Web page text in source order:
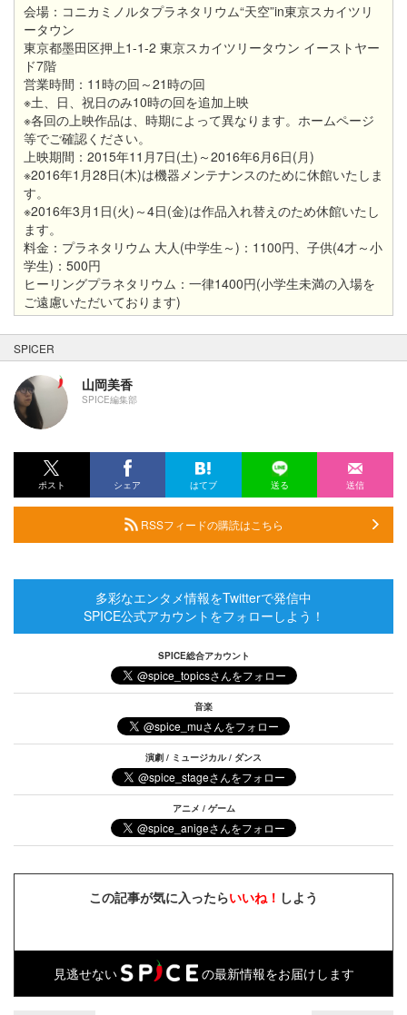
会場：コニカミノルタプラネタリウム“天空”in東京スカイツリ
ータウン
東京都墨田区押上1-1-2 東京スカイツリータウン イーストヤー
ド7階
営業時間：11時の回～21時の回
※土、日、祝日のみ10時の回を追加上映
※各回の上映作品は、時期によって異なります。ホームページ
等でご確認ください。
上映期間：2015年11月7日(土)～2016年6月6日(月)
※2016年1月28日(木)は機器メンテナンスのために休館いたしま
す。
※2016年3月1日(火)～4日(金)は作品入れ替えのため休館いたし
ます。
料金：プラネタリウム 大人(中学生～)：1100円、子供(4才～小
学生)：500円
ヒーリングプラネタリウム：一律1400円(小学生未満の入場を
ご遠慮いただいております)
SPICER
山岡美香
SPICE編集部
ポスト シェア はてブ 送る 送信
RSSフィードの購読はこちら
多彩なエンタメ情報をTwitterで発信中
SPICE公式アカウントをフォローしよう！
SPICE総合アカウント
音楽
演劇 / ミュージカル / ダンス
アニメ / ゲーム
この記事が気に入ったらいいね！ しよう
見逃せない の最新情報をお届けします